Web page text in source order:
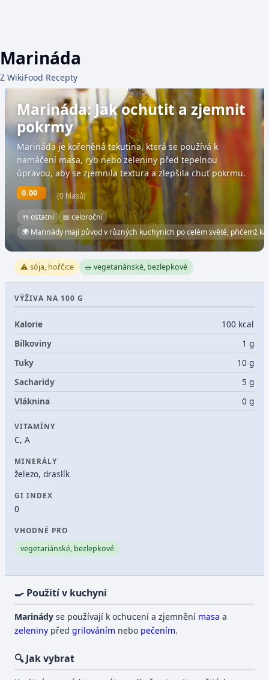
Marináda
Z WikiFood Recepty
Marináda: Jak ochutit a zjemnit
pokrmy
Marináda je kořeněná tekutina, která se používá k
namáčení masa, ryb nebo zeleniny před tepelnou
úpravou, aby se zjemnila textura a zlepšila chuť pokrmu.
0.00 (0 hlasů)
🍴 ostatní
📅 celoroční
🌍 Marinády mají původ v různých kuchyních po celém světě, přičemž
⚠️ sója, hořčice 🥗 vegetariánské, bezlepkové
VÝŽIVA NA 100 G
Kalorie
100 kcal
Bílkoviny
1 g
Tuky
10 g
Sacharidy
5 g
Vláknina
0 g
VITAMÍNY
C, A
MINERÁLY
železo, draslík
GI INDEX
0
VHODNÉ PRO
vegetariánské, bezlepkové
🍳 Použití v kuchyni
Marinády se používají k ochucení a zjemnění masa a
zeleniny předgrilováním nebo pečením.
🔍 Jak vybrat